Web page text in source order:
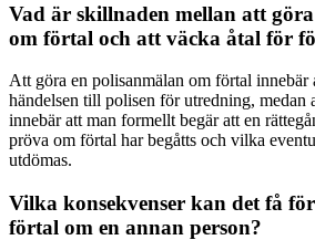
Vad är skillnaden mellan att
om förtal och att väcka åtal för
Att göra en polisanmälan om förtal innebär
händelsen till polisen för utredning, medan
innebär att man formellt begär att en
pröva om förtal har begåtts och vilka
utdömas.
Vilka konsekvenser kan det få
förtal om en annan person?